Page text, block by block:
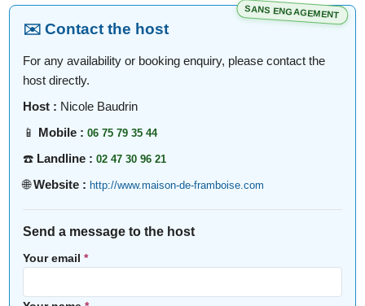
SANS ENGAGEMENT
✉️ Contact the host
For any availability or booking enquiry, please contact the
host directly.
Host : Nicole Baudrin
📱 Mobile : 06 75 79 35 44
☎️ Landline : 02 47 30 96 21
🌐Website : http://www.maison-de-framboise.com
Send a message to the host
Your email*